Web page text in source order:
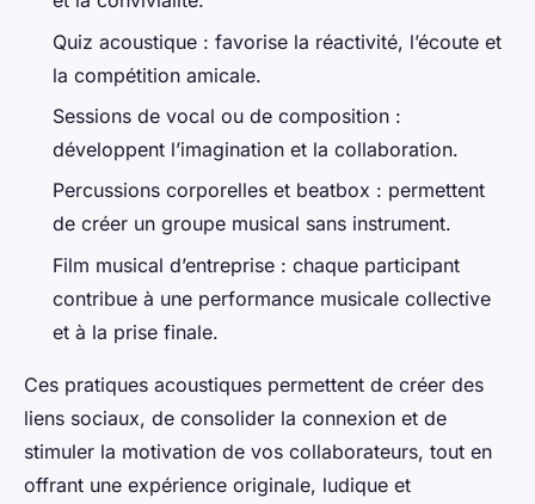
Quiz acoustique : favorise la réactivité, l’écoute et
la compétition amicale.
Sessions de vocal ou de composition :
développent l’imagination et la collaboration.
Percussions corporelles et beatbox : permettent
de créer un groupe musical sans instrument.
Film musical d’entreprise : chaque participant
contribue à une performance musicale collective
et à la prise finale.
Ces pratiques acoustiques permettent de créer des
liens sociaux, de consolider la connexion et de
stimuler la motivation de vos collaborateurs, tout en
offrant une expérience originale, ludique et